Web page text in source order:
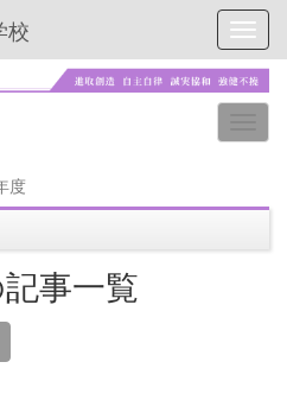
校
度
事一覧